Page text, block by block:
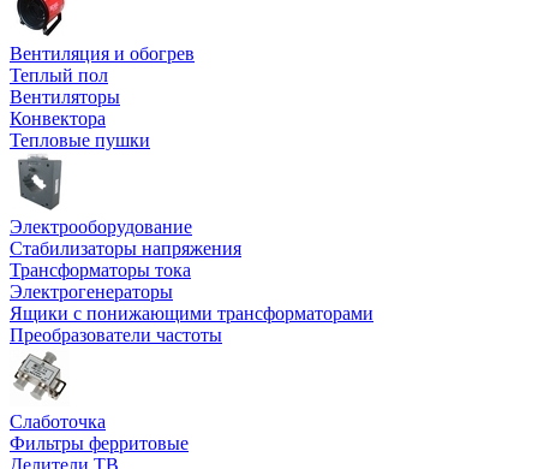
Вентиляция и обогрев
Теплый пол
Вентиляторы
Конвектора
Тепловые пушки
Электрооборудование
Стабилизаторы напряжения
Трансформаторы тока
Электрогенераторы
Ящики с понижающими трансформаторами
Преобразователи частоты
Слаботочка
Фильтры ферритовые
Делители ТВ